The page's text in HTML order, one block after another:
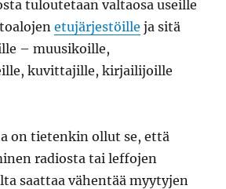
tuloutetaan valtaosa useille
etujärjestöille ja sitä
– muusikoille,
kuvittajille, kirjailijoille
on tietenkin ollut se, että
radiosta tai leffojen
saattaa vähentää myytyjen